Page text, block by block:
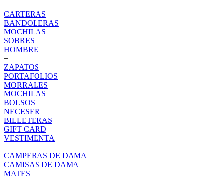
+
CARTERAS
BANDOLERAS
MOCHILAS
SOBRES
HOMBRE
+
ZAPATOS
PORTAFOLIOS
MORRALES
MOCHILAS
BOLSOS
NECESER
BILLETERAS
GIFT CARD
VESTIMENTA
+
CAMPERAS DE DAMA
CAMISAS DE DAMA
MATES